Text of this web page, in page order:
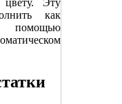
цвету. Эту
как